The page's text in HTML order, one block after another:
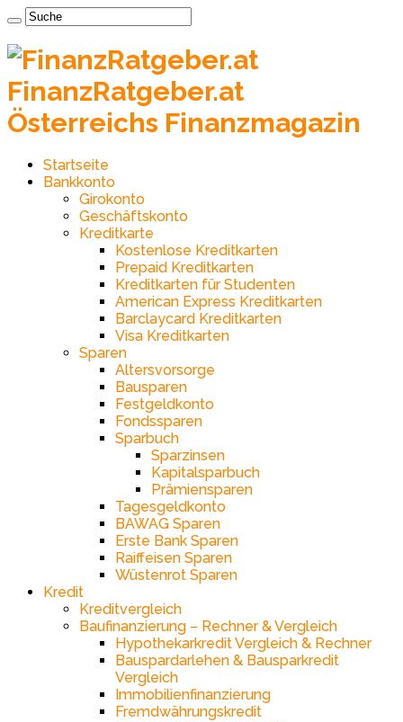
FinanzRatgeber.at
Österreichs Finanzmagazin
Startseite
Bankkonto
Girokonto
Geschäftskonto
Kreditkarte
Kostenlose Kreditkarten
Prepaid Kreditkarten
Kreditkarten für Studenten
American Express Kreditkarten
Barclaycard Kreditkarten
Visa Kreditkarten
Sparen
Altersvorsorge
Bausparen
Festgeldkonto
Fondssparen
Sparbuch
Sparzinsen
Kapitalsparbuch
Prämiensparen
Tagesgeldkonto
BAWAG Sparen
Erste Bank Sparen
Raiffeisen Sparen
Wüstenrot Sparen
Kredit
Kreditvergleich
Baufinanzierung – Rechner & Vergleich
Hypothekarkredit Vergleich & Rechner
Bauspardarlehen & Bausparkredit
Vergleich
Immobilienfinanzierung
Fremdwährungskredit